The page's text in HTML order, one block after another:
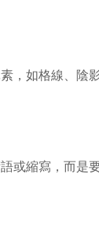
，如格線、陰
或縮寫，而是